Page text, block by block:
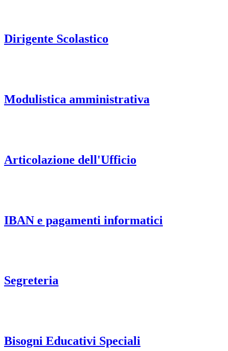
Dirigente Scolastico
Modulistica amministrativa
Articolazione dell'Ufficio
IBAN e pagamenti informatici
Segreteria
Bisogni Educativi Speciali